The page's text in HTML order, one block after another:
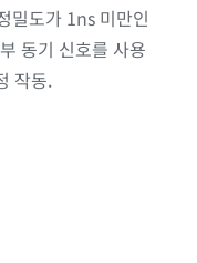
밀도가 1ns 미만인
동기 신호를 사용
작동.